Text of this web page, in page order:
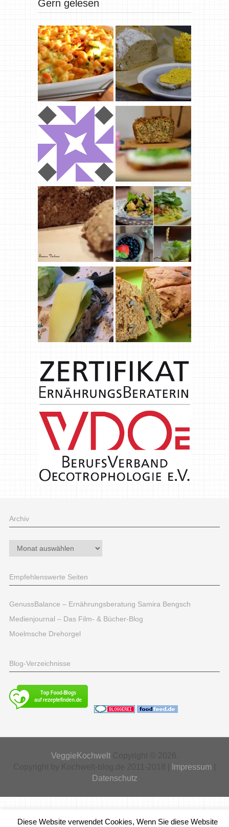
Gern gelesen
Archiv
Archiv
Empfehlenswerte Seiten
GenussBalance – Ernährungsberatung Samira Bengsch
Medienjournal – Das Film- & Bücher-Blog
Moelmsche Drehorgel
Blog-Verzeichnisse
VeggieKochweltCopyright © 2026.
Impressum
Datenschutz
Diese Website verwendet Cookies, Wenn Sie diese Website